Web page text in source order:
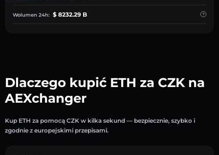
Wolumen 24h: $ 8232.29 B
Dlaczego kupić ETH za CZK na
AEXchanger
Kup ETH za pomocą CZK w kilka sekund — bezpiecznie, szybko i
zgodnie z europejskimi przepisami.